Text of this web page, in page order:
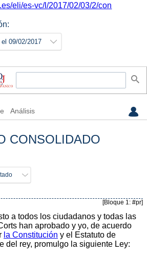
eli/es-vc/l/2017/02/03/2/con
09/02/2017
Análisis
CONSOLIDADO
[Bloque 1: #pr]
a todos los ciudadanos y todas las
han aprobado y yo, de acuerdo
la Constitución y el Estatuto de
del rey, promulgo la siguiente Ley: